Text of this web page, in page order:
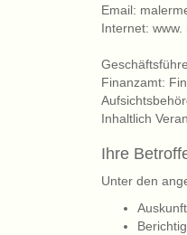
Email:
Internet:
Finanzamt:
Inhaltlich
Ihre
Unter den